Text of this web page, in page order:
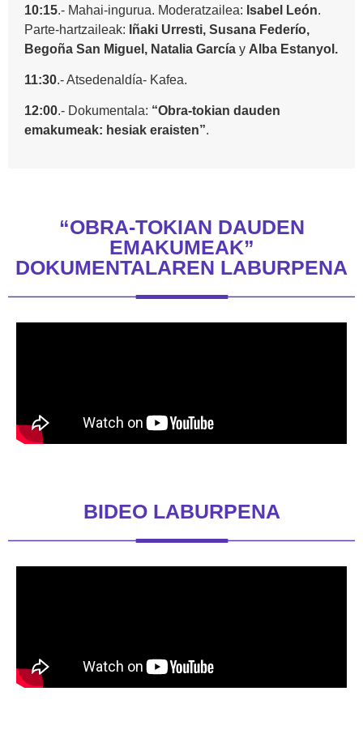
10:15.- Mahai-ingurua. Moderatzailea: Isabel León.
Parte-hartzaileak: Iñaki Urresti, Susana Federío,
Begoña San Miguel, Natalia García y Alba Estanyol.
11:30.- Atsedenaldía- Kafea.
12:00.- Dokumentala: “Obra-tokian dauden
emakumeak: hesiak eraisten”.
“OBRA-TOKIAN DAUDEN
EMAKUMEAK”
DOKUMENTALAREN LABURPENA
BIDEO LABURPENA